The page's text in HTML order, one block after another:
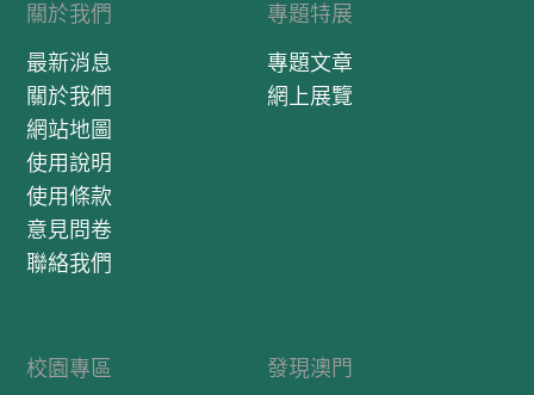
關於我們
最新消息
關於我們
網站地圖
使用說明
使用條款
意見問卷
聯絡我們
專題特展
專題文章
網上展覽
校園專區
發現澳門